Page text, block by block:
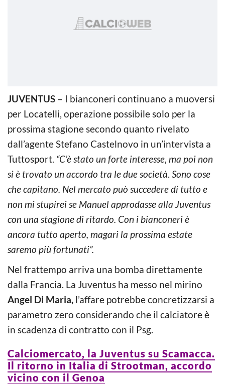
JUVENTUS – I bianconeri continuano a muoversi
per Locatelli, operazione possibile solo per la
prossima stagione secondo quanto rivelato
dall’agente Stefano Castelnovo in un’intervista a
Tuttosport. “C’è stato un forte interesse, ma poi non
si è trovato un accordo tra le due società. Sono cose
che capitano. Nel mercato può succedere di tutto e
non mi stupirei se Manuel approdasse alla Juventus
con una stagione di ritardo. Con i bianconeri è
ancora tutto aperto, magari la prossima estate
saremo più fortunati”.
Nel frattempo arriva una bomba direttamente
dalla Francia. La Juventus ha messo nel mirino
Angel Di Maria, l’affare potrebbe concretizzarsi a
parametro zero considerando che il calciatore è
in scadenza di contratto con il Psg.
Calciomercato, la Juventus su Scamacca.
Il ritorno in Italia di Strootman, accordo
vicino con il Genoa